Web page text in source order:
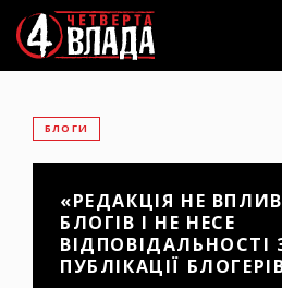
Перейти
до
основного
вмісту
БЛОГИ
«РЕДАКЦІЯ НЕ
БЛОГІВ І НЕ НЕСЕ
ВІДПОВІДАЛЬНОСТІ
ПУБЛІКАЦІЇ